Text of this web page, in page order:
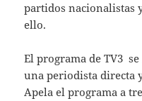
partidos nacionalistas
ello.
El programa de TV3
una periodista directa
Apela el programa a